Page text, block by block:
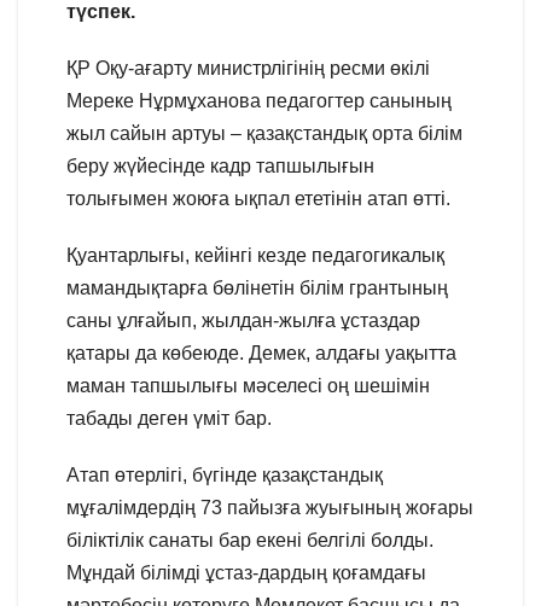
түспек.
ҚР Оқу-ағарту министрлігінің ресми өкілі
Мереке Нұрмұханова педагогтер санының
жыл сайын артуы – қазақстандық орта білім
беру жүйесінде кадр тапшылығын
толығымен жоюға ықпал ететінін атап өтті.
Қуантарлығы, кейінгі кезде педагогикалық
мамандықтарға бөлінетін білім грантының
саны ұлғайып, жылдан-жылға ұстаздар
қатары да көбеюде. Демек, алдағы уақытта
маман тапшылығы мәселесі оң шешімін
табады деген үміт бар.
Атап өтерлігі, бүгінде қазақстандық
мұғалімдердің 73 пайызға жуығының жоғары
біліктілік санаты бар екені белгілі болды.
Мұндай білімді ұстаз-дардың қоғамдағы